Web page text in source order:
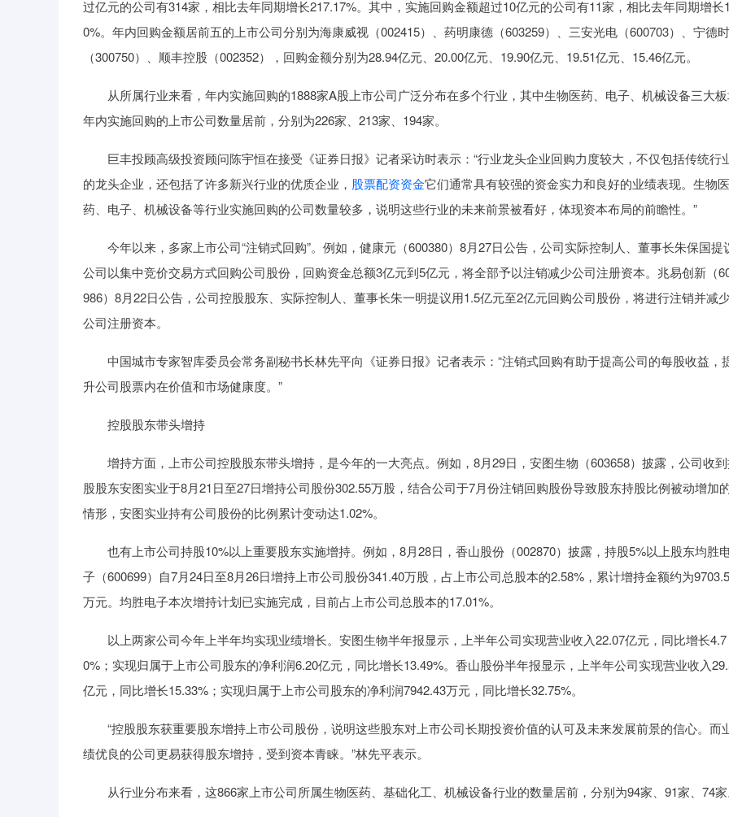
过亿元的公司有314家，相比去年同期增长217.17%。其中，实施回购金额超过10亿元的公司有11家，相比去年同期增长
0%。年内回购金额居前五的上市公司分别为海康威视（002415）、药明康德（603259）、三安光电（600703）、宁德
（300750）、顺丰控股（002352），回购金额分别为28.94亿元、20.00亿元、19.90亿元、19.51亿元、15.46亿元。
从所属行业来看，年内实施回购的1888家A股上市公司广泛分布在多个行业，其中生物医药、电子、机械设备三大
年内实施回购的上市公司数量居前，分别为226家、213家、194家。
巨丰投顾高级投资顾问陈宇恒在接受《证券日报》记者采访时表示：“行业龙头企业回购力度较大，不仅包括传统行
的龙头企业，还包括了许多新兴行业的优质企业， 股票配资资金它们通常具有较强的资金实力和良好的业绩表现。生物医
药、电子、机械设备等行业实施回购的公司数量较多，说明这些行业的未来前景被看好，体现资本布局的前瞻性。”
今年以来，多家上市公司“注销式回购”。例如，健康元（600380）8月27日公告，公司实际控制人、董事长朱保国提
公司以集中竞价交易方式回购公司股份，回购资金总额3亿元到5亿元，将全部予以注销减少公司注册资本。兆易创新（
986）8月22日公告，公司控股股东、实际控制人、董事长朱一明提议用1.5亿元至2亿元回购公司股份，将进行注销并减
公司注册资本。
中国城市专家智库委员会常务副秘书长林先平向《证券日报》记者表示：“注销式回购有助于提高公司的每股收益，
升公司股票内在价值和市场健康度。”
控股股东带头增持
增持方面，上市公司控股股东带头增持，是今年的一大亮点。例如，8月29日，安图生物（603658）披露，公司收
股股东安图实业于8月21日至27日增持公司股份302.55万股，结合公司于7月份注销回购股份导致股东持股比例被动增加
情形，安图实业持有公司股份的比例累计变动达1.02%。
也有上市公司持股10%以上重要股东实施增持。例如，8月28日，香山股份（002870）披露，持股5%以上股东均胜
子（600699）自7月24日至8月26日增持上市公司股份341.40万股，占上市公司总股本的2.58%，累计增持金额约为
万元。均胜电子本次增持计划已实施完成，目前占上市公司总股本的17.01%。
以上两家公司今年上半年均实现业绩增长。安图生物半年报显示，上半年公司实现营业收入22.07亿元，同比增长4.7
0%；实现归属于上市公司股东的净利润6.20亿元，同比增长13.49%。香山股份半年报显示，上半年公司实现营业收入
亿元，同比增长15.33%；实现归属于上市公司股东的净利润7942.43万元，同比增长32.75%。
“控股股东获重要股东增持上市公司股份，说明这些股东对上市公司长期投资价值的认可及未来发展前景的信心。而
绩优良的公司更易获得股东增持，受到资本青睐。”林先平表示。
从行业分布来看，这866家上市公司所属生物医药、基础化工、机械设备行业的数量居前，分别为94家、91家、74家